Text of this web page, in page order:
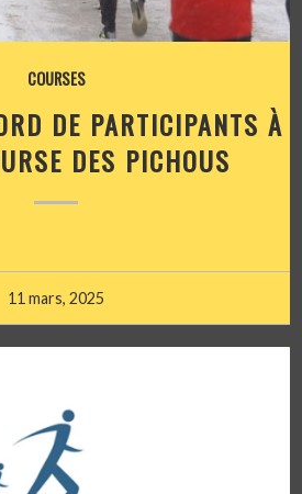
COURSES
DE PARTICIPANTS À
DES PICHOUS
11 mars, 2025